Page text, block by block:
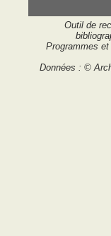
Outil de
Programmes
Données : ©